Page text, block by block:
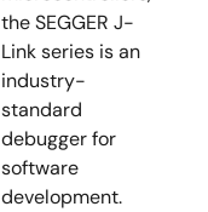
the SEGGER J-
Link series is an
industry-
standard
debugger for
software
development.